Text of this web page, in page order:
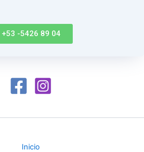
+53 -5426 89 04
Inicio